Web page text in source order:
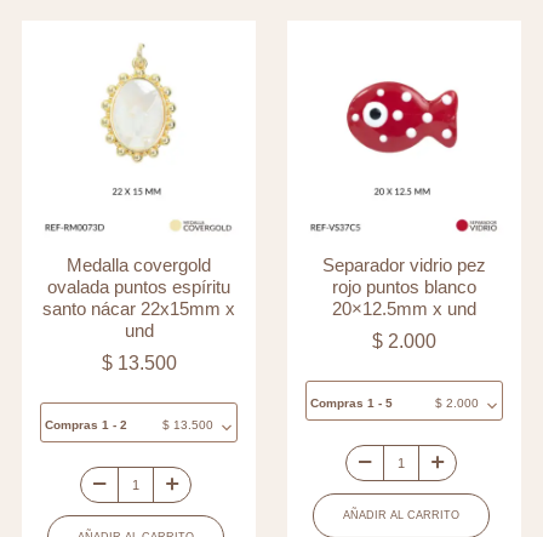
Medalla covergold
ovalada puntos espíritu
santo nácar 22x15mm x
und
$13.500
Compras 1 - 2 $13.500
Medalla
covergold
Separador vidrio pez
rojo puntos blanco
20×12.5mm x und
$ 2.000
Compras 1 - 5 $2.000
Separador
vidrio
AÑADIR AL CARRITO